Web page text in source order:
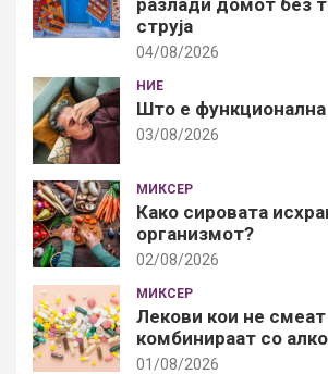
струја
04/08/2026
НИЕ
Што е функционална
03/08/2026
МИКСЕР
Како сировата
организмот?
02/08/2026
МИКСЕР
Лекови кои не
комбинираат со
01/08/2026